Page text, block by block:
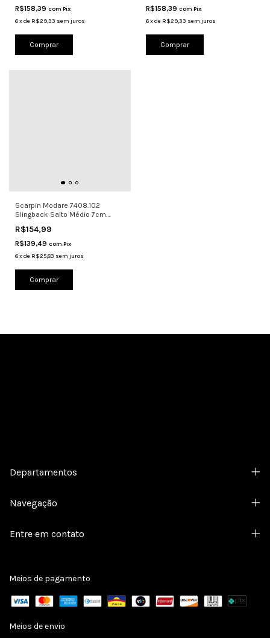
R$158,39 com Pix
6xde R$29,33 sem juros
Comprar
R$158,39 com Pix
6 xde R$29,33 sem juros
Comprar
Scarpin Modare 7408.102
Slingback Salto Médio 7cm
R$154,99
R$139,49 com Pix
6xde R$25,83 sem juros
Comprar
Departamentos
Navegação
Entre em contato
Meios de pagamento
Meios de envio